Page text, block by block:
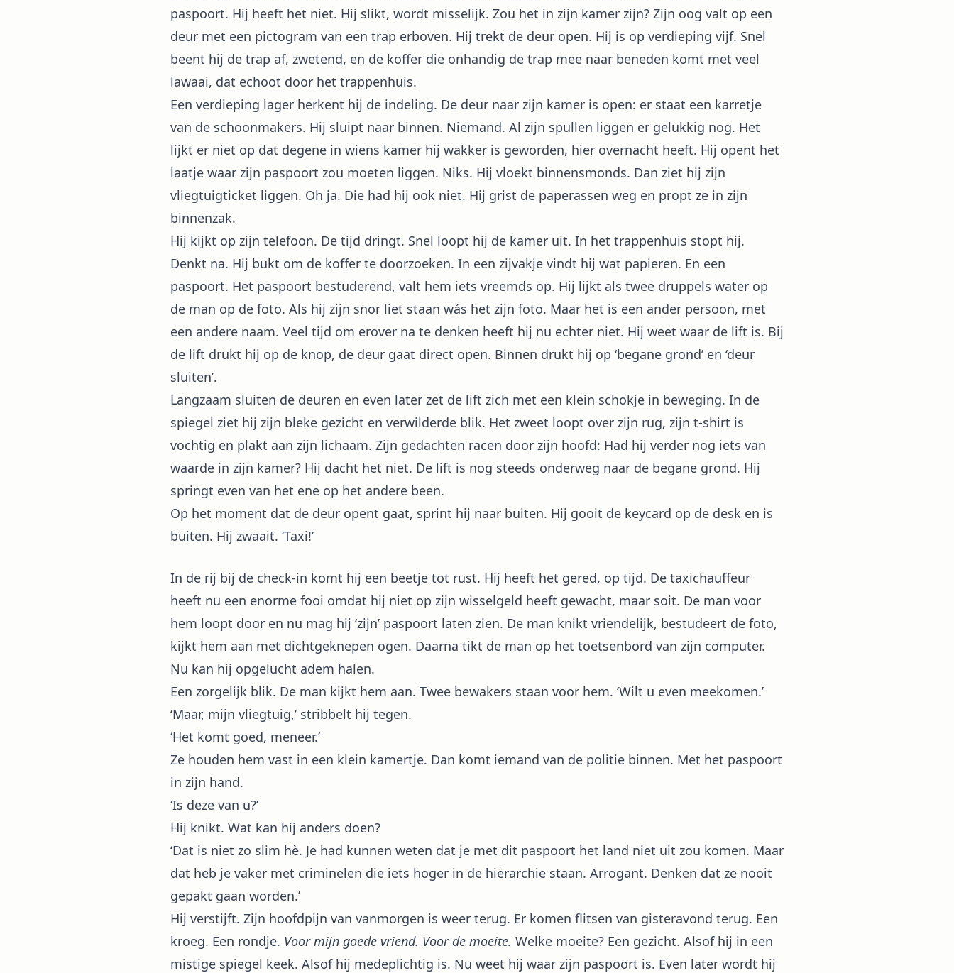
paspoort. Hij heeft het niet. Hij slikt, wordt misselijk. Zou het in zijn kamer zijn? Zijn oog valt op een
deur met een pictogram van een trap erboven. Hij trekt de deur open. Hij is op verdieping vijf. Snel
beent hij de trap af, zwetend, en de koffer die onhandig de trap mee naar beneden komt met veel
lawaai, dat echoot door het trappenhuis.
Een verdieping lager herkent hij de indeling. De deur naar zijn kamer is open: er staat een karretje
van de schoonmakers. Hij sluipt naar binnen. Niemand. Al zijn spullen liggen er gelukkig nog. Het
lijkt er niet op dat degene in wiens kamer hij wakker is geworden, hier overnacht heeft. Hij opent het
laatje waar zijn paspoort zou moeten liggen. Niks. Hij vloekt binnensmonds. Dan ziet hij zijn
vliegtuigticket liggen. Oh ja. Die had hij ook niet. Hij grist de paperassen weg en propt ze in zijn
binnenzak.
Hij kijkt op zijn telefoon. De tijd dringt. Snel loopt hij de kamer uit. In het trappenhuis stopt hij.
Denkt na. Hij bukt om de koffer te doorzoeken. In een zijvakje vindt hij wat papieren. En een
paspoort. Het paspoort bestuderend, valt hem iets vreemds op. Hij lijkt als twee druppels water op
de man op de foto. Als hij zijn snor liet staan wás het zijn foto. Maar het is een ander persoon, met
een andere naam. Veel tijd om erover na te denken heeft hij nu echter niet. Hij weet waar de lift is. Bij
de lift drukt hij op de knop, de deur gaat direct open. Binnen drukt hij op ‘begane grond’ en ‘deur
sluiten’.
Langzaam sluiten de deuren en even later zet de lift zich met een klein schokje in beweging. In de
spiegel ziet hij zijn bleke gezicht en verwilderde blik. Het zweet loopt over zijn rug, zijn t-shirt is
vochtig en plakt aan zijn lichaam. Zijn gedachten racen door zijn hoofd: Had hij verder nog iets van
waarde in zijn kamer? Hij dacht het niet. De lift is nog steeds onderweg naar de begane grond. Hij
springt even van het ene op het andere been.
Op het moment dat de deur opent gaat, sprint hij naar buiten. Hij gooit de keycard op de desk en is
buiten. Hij zwaait. ‘Taxi!’
In de rij bij de check-in komt hij een beetje tot rust. Hij heeft het gered, op tijd. De taxichauffeur
heeft nu een enorme fooi omdat hij niet op zijn wisselgeld heeft gewacht, maar soit. De man voor
hem loopt door en nu mag hij ‘zijn’ paspoort laten zien. De man knikt vriendelijk, bestudeert de foto,
kijkt hem aan met dichtgeknepen ogen. Daarna tikt de man op het toetsenbord van zijn computer.
Nu kan hij opgelucht adem halen.
Een zorgelijk blik. De man kijkt hem aan. Twee bewakers staan voor hem. ‘Wilt u even meekomen.’
‘Maar, mijn vliegtuig,’ stribbelt hij tegen.
‘Het komt goed, meneer.’
Ze houden hem vast in een klein kamertje. Dan komt iemand van de politie binnen. Met het paspoort
in zijn hand.
‘Is deze van u?’
Hij knikt. Wat kan hij anders doen?
‘Dat is niet zo slim hè. Je had kunnen weten dat je met dit paspoort het land niet uit zou komen. Maar
dat heb je vaker met criminelen die iets hoger in de hiërarchie staan. Arrogant. Denken dat ze nooit
gepakt gaan worden.’
Hij verstijft. Zijn hoofdpijn van vanmorgen is weer terug. Er komen flitsen van gisteravond terug. Een
kroeg. Een rondje. Voor mijn goede vriend. Voor de moeite. Welke moeite? Een gezicht. Alsof hij in een
mistige spiegel keek. Alsof hij medeplichtig is. Nu weet hij waar zijn paspoort is. Even later wordt hij